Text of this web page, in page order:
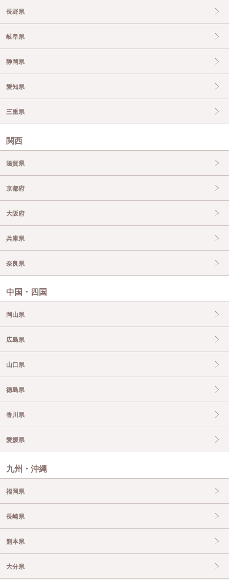
長野県
岐阜県
静岡県
愛知県
三重県
関西
滋賀県
京都府
大阪府
兵庫県
奈良県
中国・四国
岡山県
広島県
山口県
徳島県
香川県
愛媛県
九州・沖縄
福岡県
長崎県
熊本県
大分県